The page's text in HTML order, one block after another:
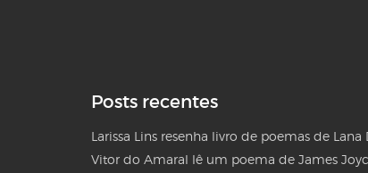
Posts recentes
Larissa Lins resenha livro de poemas de
Vitor do Amaral lê um poema de James